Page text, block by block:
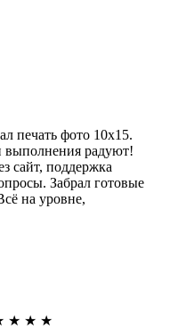
печать фото 10х15.
выполнения радуют!
сайт, поддержка
Забрал готовые
на уровне,
★ ★ ★